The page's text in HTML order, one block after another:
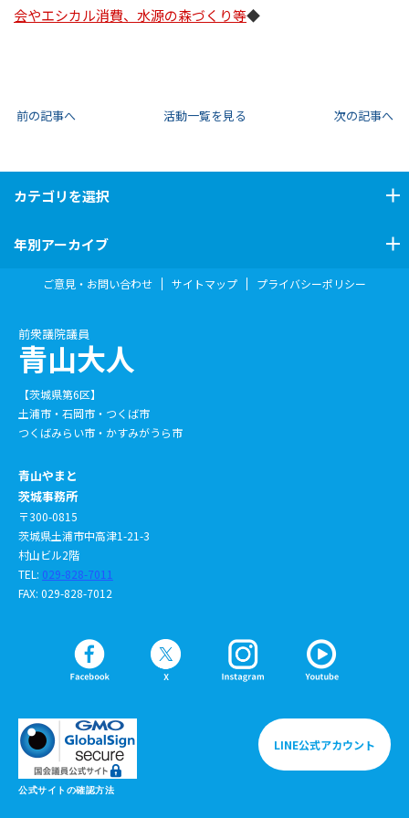
会やエシカル消費、水源の森づくり等◆
前の記事へ 活動一覧を見る 次の記事へ
カテゴリを選択
年別アーカイブ
前衆議院議員
青山大人
【茨城県第6区】
土浦市・石岡市・つくば市
つくばみらい市・かすみがうら市
青山やまと
茨城事務所
〒300-0815
茨城県土浦市中高津1-21-3
村山ビル2階
TEL: 029-828-7011
FAX: 029-828-7012
公式サイトの確認方法
LINE公式アカウント
ご意見・お問い合わせ サイトマップ プライバシーポリシー